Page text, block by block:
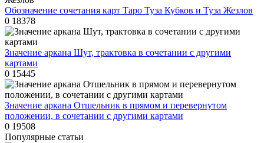
Обозначение сочетания карт Таро Туза Кубков и Туза Жезлов
0 18378
Значение аркана Шут, трактовка в сочетании с другими
картами
0 15445
Значение аркана Отшельник в прямом и перевернутом
положении, в сочетании с другими картами
0 19508
Популярные статьи